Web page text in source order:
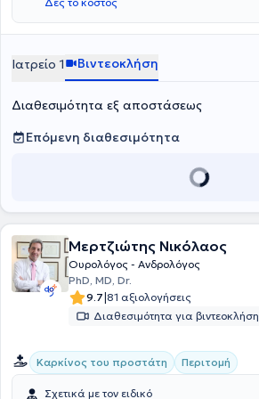
Ιατρείο 1 Βιντεοκλήση
Διαθεσιμότητα εξ αποστάσεως
Επόμενη διαθεσιμότητα
Μερτζιώτης Νικόλαος
Ουρολόγος - Ανδρολόγος
PhD, MD, Dr.
9.7|81 αξιολογήσεις
Διαθεσιμότητα για βιντεοκλήση
Καρκίνος του προστάτη Περιτομή
Σχετικά με τον ειδικό